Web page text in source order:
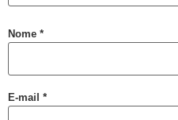
Nome *
E-mail *